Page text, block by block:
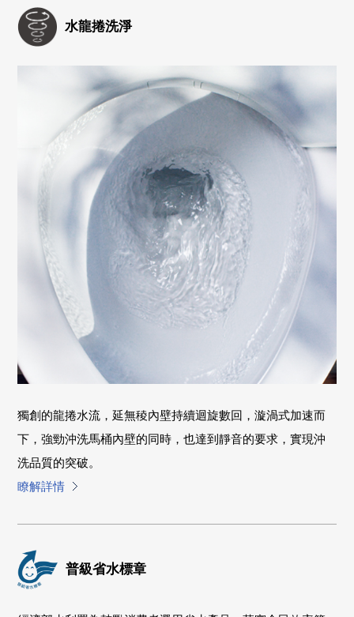
水龍捲洗淨
獨創的龍捲水流，延無稜內壁持續迴旋數回，漩渦式加速而
下，強勁沖洗馬桶內壁的同時，也達到靜音的要求，實現沖
洗品質的突破。
瞭解詳情
普級省水標章